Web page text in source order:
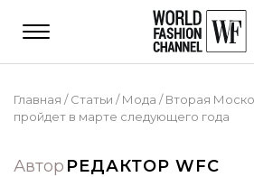
Главная /Статьи /Мода /Вторая
пройдет в марте следующего года
Автор РЕДАКТОР WFC